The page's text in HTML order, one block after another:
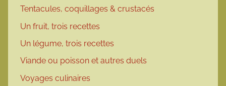
Tentacules, coquillages & crustacés
Un fruit, trois recettes
Un légume, trois recettes
Viande ou poisson et autres duels
Voyages culinaires